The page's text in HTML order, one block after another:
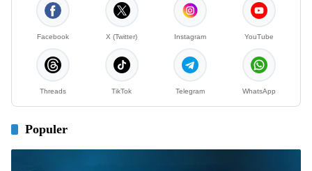
Facebook X (Twitter) Instagram YouTube
Threads TikTok Telegram WhatsApp
Populer